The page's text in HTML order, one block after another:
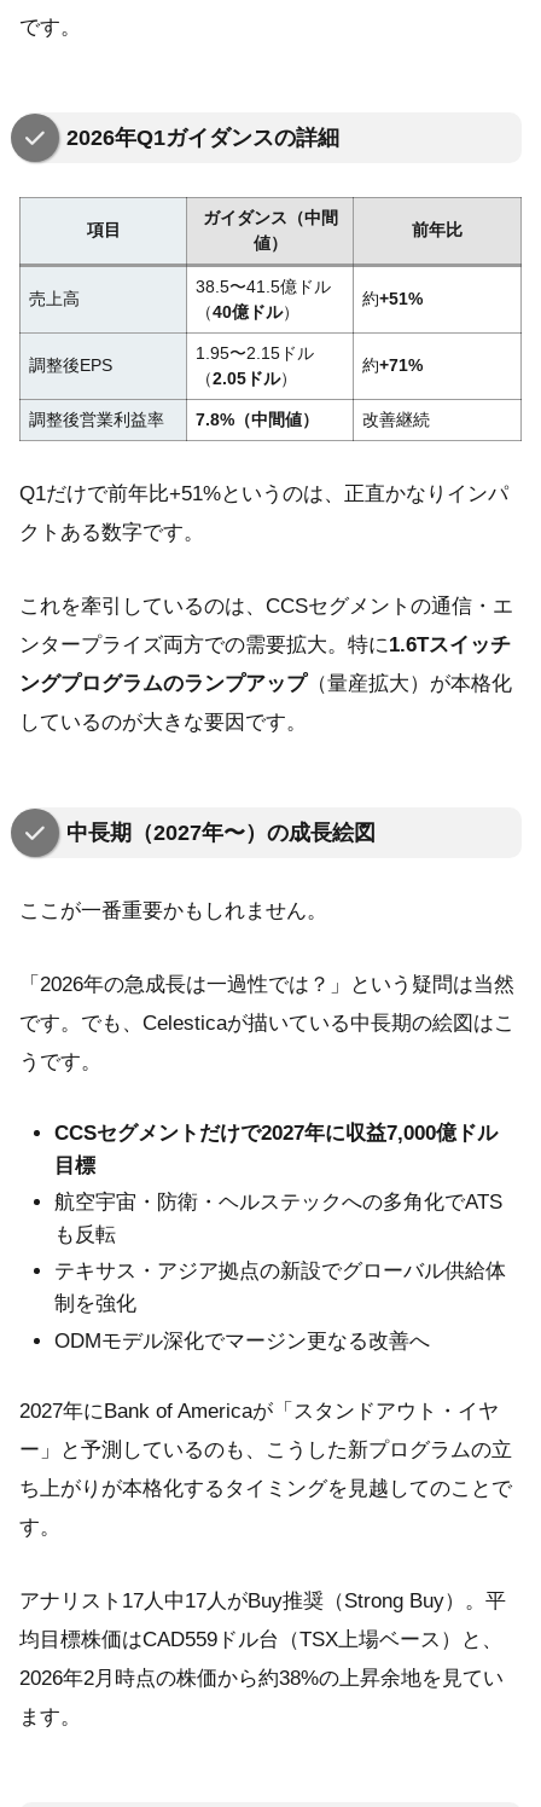
です。
2026年Q1ガイダンスの詳細
項目
ガイダンス（中間
値）
前年比
売上高
38.5〜41.5億ドル
（40億ドル）
約+51%
調整後EPS
1.95〜2.15ドル
（2.05ドル）
約+71%
調整後営業利益率 7.8%（中間値） 改善継続
Q1だけで前年比+51%というのは、正直かなりインパ
クトある数字です。
これを牽引しているのは、CCSセグメントの通信・エ
ンタープライズ両方での需要拡大。特に1.6Tスイッチ
ングプログラムのランプアップ（量産拡大）が本格化
しているのが大きな要因です。
中長期（2027年〜）の成長絵図
ここが一番重要かもしれません。
「2026年の急成長は一過性では？」という疑問は当然
です。でも、Celesticaが描いている中長期の絵図はこ
うです。
CCSセグメントだけで2027年に収益7,000億ドル
目標
航空宇宙・防衛・ヘルステックへの多角化でATS
も反転
テキサス・アジア拠点の新設でグローバル供給体
制を強化
ODMモデル深化でマージン更なる改善へ
2027年にBank of Americaが「スタンドアウト・イヤ
ー」と予測しているのも、こうした新プログラムの立
ち上がりが本格化するタイミングを見越してのことで
す。
アナリスト17人中17人がBuy推奨（Strong Buy）。平
均目標株価はCAD559ドル台（TSX上場ベース）と、
2026年2月時点の株価から約38%の上昇余地を見てい
ます。